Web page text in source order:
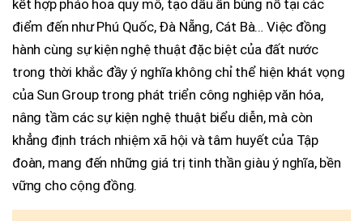
kết hợp pháo hoa quy mô, tạo dấu ấn bùng nổ tại các
điểm đến như Phú Quốc, Đà Nẵng, Cát Bà… Việc đồng
hành cùng sự kiện nghệ thuật đặc biệt của đất nước
trong thời khắc đầy ý nghĩa không chỉ thể hiện khát vọng
của Sun Group trong phát triển công nghiệp văn hóa,
nâng tầm các sự kiện nghệ thuật biểu diễn, mà còn
khẳng định trách nhiệm xã hội và tâm huyết của Tập
đoàn, mang đến những giá trị tinh thần giàu ý nghĩa, bền
vững cho cộng đồng.